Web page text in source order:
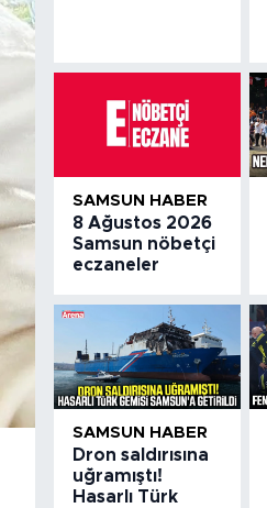
SAMSUN HABER
8 Ağustos 2026
Samsun nöbetçi
eczaneler
SAMSUN HABER
Dron saldırısına
uğramıştı!
Hasarlı Türk